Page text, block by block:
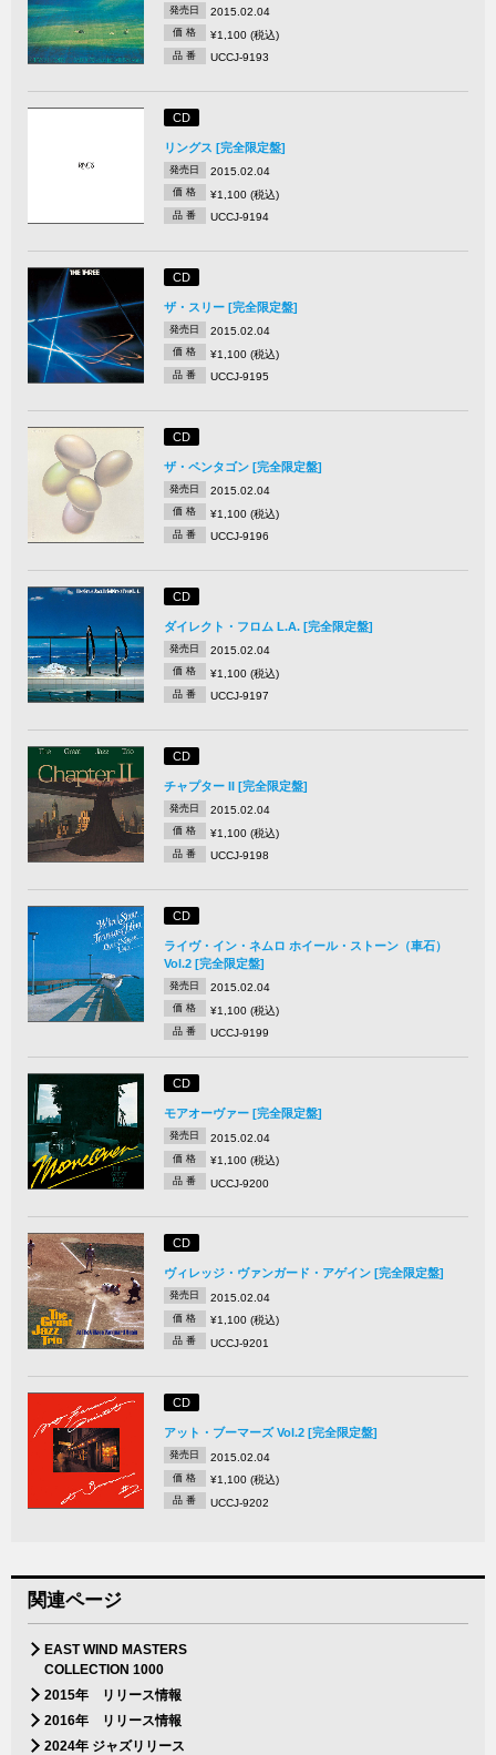
発売日 2015.02.04
価 格 ¥1,100 (税込)
品 番 UCCJ-9193
CD
リングス [完全限定盤]
発売日 2015.02.04
価 格 ¥1,100 (税込)
品 番 UCCJ-9194
CD
ザ・スリー [完全限定盤]
発売日 2015.02.04
価 格 ¥1,100 (税込)
品 番 UCCJ-9195
CD
ザ・ペンタゴン [完全限定盤]
発売日 2015.02.04
価 格 ¥1,100 (税込)
品 番 UCCJ-9196
CD
ダイレクト・フロム L.A. [完全限定盤]
発売日 2015.02.04
価 格 ¥1,100 (税込)
品 番 UCCJ-9197
CD
チャプター II [完全限定盤]
発売日 2015.02.04
価 格 ¥1,100 (税込)
品 番 UCCJ-9198
CD
ライヴ・イン・ネムロ ホイール・ストーン（車石）
Vol.2 [完全限定盤]
発売日 2015.02.04
価 格 ¥1,100 (税込)
品 番 UCCJ-9199
CD
モアオーヴァー [完全限定盤]
発売日 2015.02.04
価 格 ¥1,100 (税込)
品 番 UCCJ-9200
CD
ヴィレッジ・ヴァンガード・アゲイン [完全限定盤]
発売日 2015.02.04
価 格 ¥1,100 (税込)
品 番 UCCJ-9201
CD
アット・ブーマーズ Vol.2 [完全限定盤]
発売日 2015.02.04
価 格 ¥1,100 (税込)
品 番 UCCJ-9202
関連ページ
EAST WIND MASTERS
COLLECTION 1000
2015年 リリース情報
2016年 リリース情報
2024年 ジャズリリース